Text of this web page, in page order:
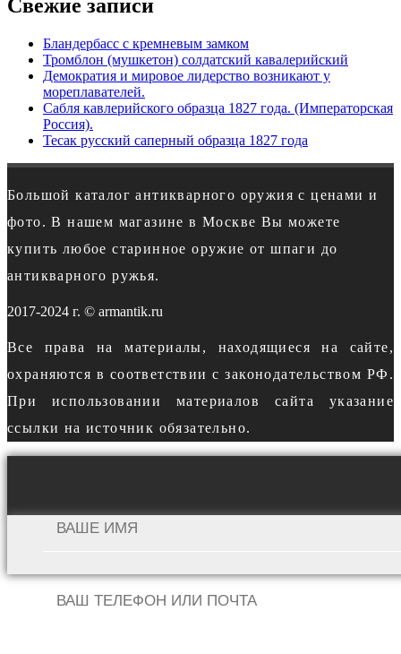
Свежие записи
Бландербасс с кремневым замком
Тромблон (мушкетон) солдатский кавалерийский
Демократия и мировое лидерство возникают у
мореплавателей.
Сабля кавлерийского образца 1827 года. (Императорская
Россия).
Тесак русский саперный образца 1827 года
Большой каталог антикварного оружия с ценами и
фото. В нашем магазине в Москве Вы можете
купить любое старинное оружие от шпаги до
антикварного ружья.
2017-2024 г. © armantik.ru
Все права на материалы, находящиеся на сайте,
охраняются в соответствии с законодательством РФ.
При использовании материалов сайта указание
ссылки на источник обязательно.